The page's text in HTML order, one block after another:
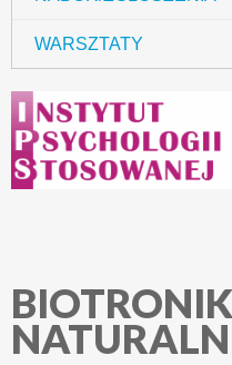
WARSZTATY